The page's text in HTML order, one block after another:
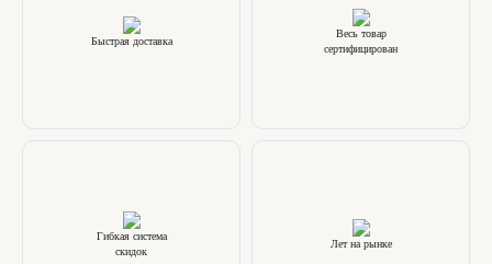
Быстрая доставка
Весь товар
сертифицирован
Гибкая система
скидок
Лет на рынке